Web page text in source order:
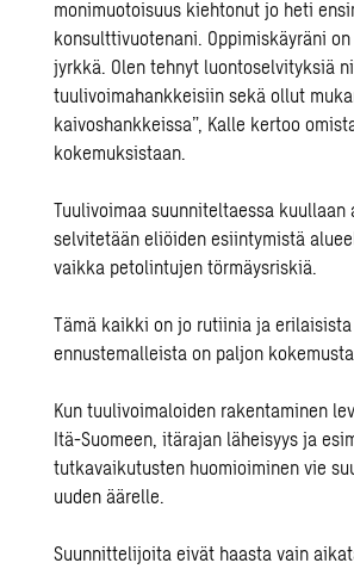
monimuotoisuus kiehtonut jo heti
konsulttivuotenani. Oppimiskäyräni
jyrkkä. Olen tehnyt luontoselvityksiä
tuulivoimahankkeisiin sekä ollut
kaivoshankkeissa”, Kalle kertoo
kokemuksistaan.
Tuulivoimaa suunniteltaessa kuullaan
selvitetään eliöiden esiintymistä
vaikka petolintujen törmäysriskiä.
Tämä kaikki on jo rutiinia ja
ennustemalleista on paljon
Kun tuulivoimaloiden rakentaminen
Itä-Suomeen, itärajan läheisyys ja
tutkavaikutusten huomioiminen vie
uuden äärelle.
Suunnittelijoita eivät haasta vain